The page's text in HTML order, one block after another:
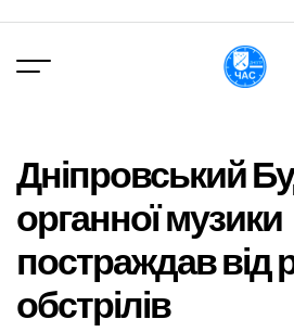
вмісту
Дніпровський
органної музики
постраждав від
обстрілів